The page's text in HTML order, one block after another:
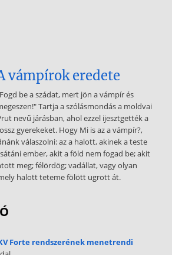
elé lép és a tudomány és technika nagy
ha ezt nem olyan módon teszi, mint a
hogy leszáll a hallgatóság szellemi
mindent, ami nehézséget okozhatna,
akarja magához felemelni és
vonatkozó, a tudóst és a technikust
Ebből a szempontból tekintve e
a legkitűnőbb munkák egyikének
ha nem sajnálja a fáradságot és elmélyed
nyújt Az anyag bősége, a kísérletek
magyarázatok egyszerűsége bizonnyal
akik a legjobbakhoz szoktak. Perry az
tartotta, de még a legutolsó, 1919-ik
vámpírok eredete
be a szádat, mert jön a vámpír és
Tartja a szólásmondás a moldvai
nevű járásban, ahol ezzel ijesztgették a
gyerekeket. Hogy Mi is az a vámpír?,
válaszolni: az a halott, akinek a teste
ember, akit a föld nem fogad be; akit
meg; félördög; vadállat, vagy olyan
halott teteme fölött ugrott át.
Forte rendszerének menetrendi